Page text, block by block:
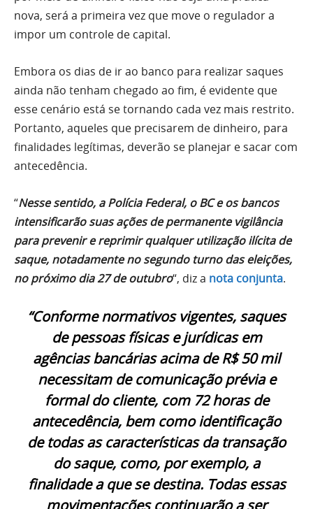
nova, será a primeira vez que move o regulador a
impor um controle de capital.
Embora os dias de ir ao banco para realizar saques
ainda não tenham chegado ao fim, é evidente que
esse cenário está se tornando cada vez mais restrito.
Portanto, aqueles que precisarem de dinheiro, para
finalidades legítimas, deverão se planejar e sacar com
antecedência.
“Nesse sentido, a Polícia Federal, o BC e os bancos
intensificarão suas ações de permanente vigilância
para prevenir e reprimir qualquer utilização ilícita de
saque, notadamente no segundo turno das eleições,
no próximo dia 27 de outubro“, diz a nota conjunta.
“Conforme normativos vigentes, saques
de pessoas físicas e jurídicas em
agências bancárias acima de R$ 50 mil
necessitam de comunicação prévia e
formal do cliente, com 72 horas de
antecedência, bem como identificação
de todas as características da transação
do saque, como, por exemplo, a
finalidade a que se destina. Todas essas